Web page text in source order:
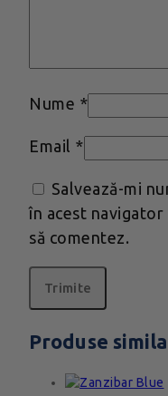
Nume *
Email *
Salvează-mi
în acest
să comentez.
Produse